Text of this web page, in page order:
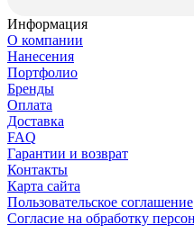
Информация
О компании
Нанесения
Портфолио
Бренды
Оплата
Доставка
FAQ
Гарантии и возврат
Контакты
Карта сайта
Пользовательское соглашение
Согласие на обработку